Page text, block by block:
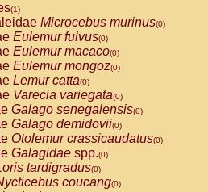
(1)
Microcebus murinus(0)
Eulemur fulvus(0)
Eulemur macaco(0)
Eulemur mongoz(0)
Lemur catta(0)
Varecia variegata(0)
Galago senegalensis(0)
Galago demidovii(0)
Otolemur crassicaudatus(0)
Galagidae spp.(0)
tardigradus(0)
coucang(0)